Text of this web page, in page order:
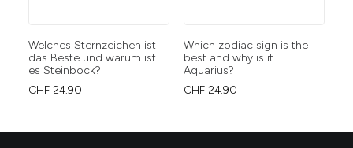
Welches Sternzeichen ist
das Beste und warum ist
es Steinbock?
CHF 24.90
Which zodiac sign is the
best and why is it
Aquarius?
CHF 24.90